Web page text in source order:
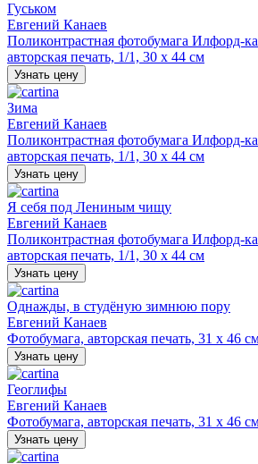
Гуськом
Евгений Канаев
Поликонтрастная фотобумага Илфорд-
авторская печать, 1/1, 30 х 44 см
Узнать цену
Зима
Евгений Канаев
Поликонтрастная фотобумага Илфорд-
авторская печать, 1/1, 30 х 44 см
Узнать цену
Я себя под Лениным чищу
Евгений Канаев
Поликонтрастная фотобумага Илфорд-
авторская печать, 1/1, 30 х 44 см
Узнать цену
Однажды, в студёную зимнюю пору
Евгений Канаев
Фотобумага, авторская печать, 31 х 46
Узнать цену
Геоглифы
Евгений Канаев
Фотобумага, авторская печать, 31 х 46
Узнать цену